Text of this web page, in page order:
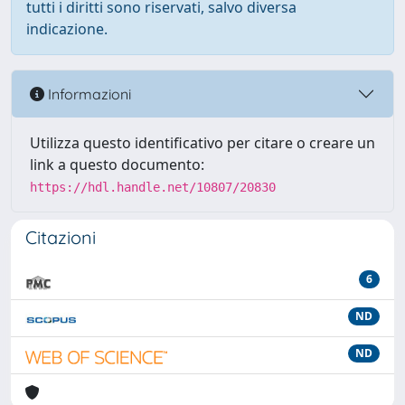
tutti i diritti sono riservati, salvo diversa
indicazione.
Informazioni
Utilizza questo identificativo per citare o creare un
link a questo documento:
https://hdl.handle.net/10807/20830
Citazioni
6
ND
ND